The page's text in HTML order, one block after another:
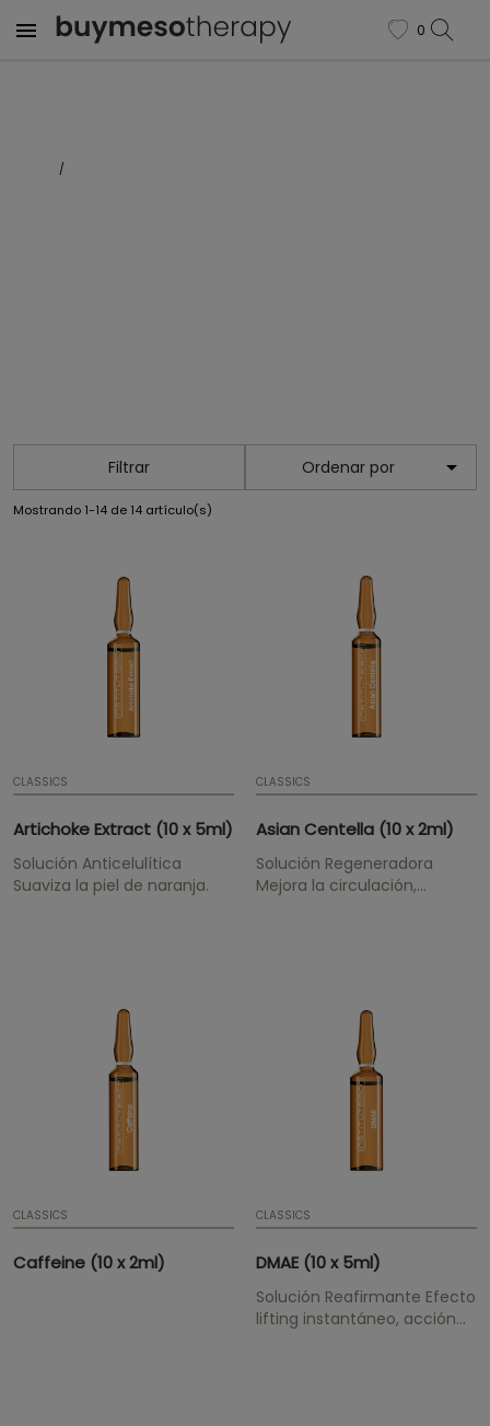
 0
Filtrar Ordenar por 
Mostrando 1-14 de 14 artículo(s)
CLASSICS
Artichoke Extract (10 x 5ml)
Solución Anticelulítica
Suaviza la piel de naranja.
CLASSICS
Asian Centella (10 x 2ml)
Solución Regeneradora
Mejora la circulación,
CLASSICS
Caffeine (10 x 2ml)
CLASSICS
DMAE (10 x 5ml)
Solución Reafirmante Efecto
lifting instantáneo, acción